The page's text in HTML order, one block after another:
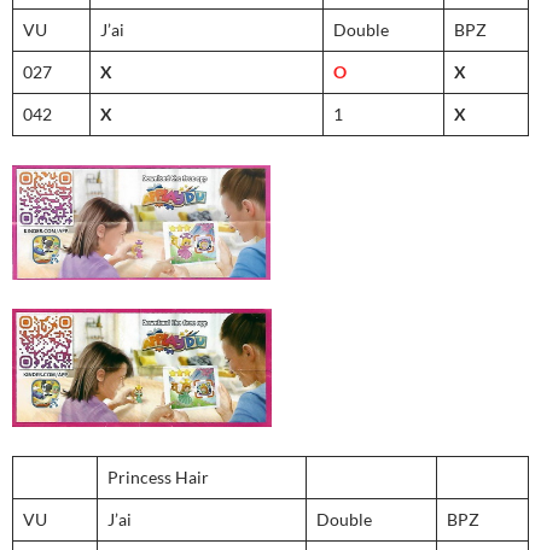
VU J’ai Double BPZ
027 X O X
042 X 1 X
Princess Hair
VU J’ai Double BPZ